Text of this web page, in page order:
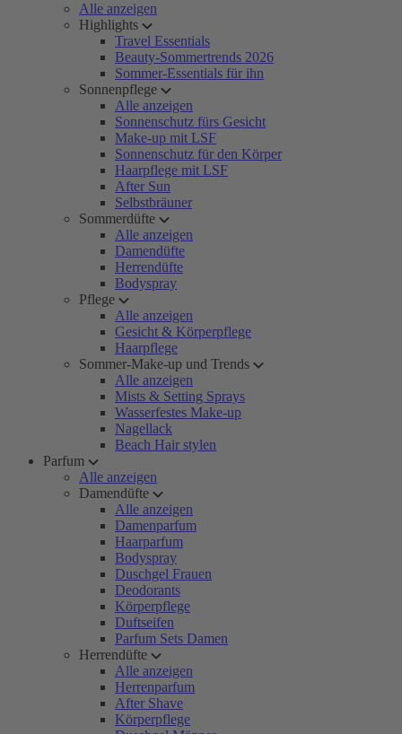
Alle anzeigen
Highlights
Travel Essentials
Beauty-Sommertrends 2026
Sommer-Essentials für ihn
Sonnenpflege
Alle anzeigen
Sonnenschutz fürs Gesicht
Make-up mit LSF
Sonnenschutz für den Körper
Haarpflege mit LSF
After Sun
Selbstbräuner
Sommerdüfte
Alle anzeigen
Damendüfte
Herrendüfte
Bodyspray
Pflege
Alle anzeigen
Gesicht & Körperpflege
Haarpflege
Sommer-Make-up und Trends
Alle anzeigen
Mists & Setting Sprays
Wasserfestes Make-up
Nagellack
Beach Hair stylen
Parfum
Alle anzeigen
Damendüfte
Alle anzeigen
Damenparfum
Haarparfum
Bodyspray
Duschgel Frauen
Deodorants
Körperpflege
Duftseifen
Parfum Sets Damen
Herrendüfte
Alle anzeigen
Herrenparfum
After Shave
Körperpflege